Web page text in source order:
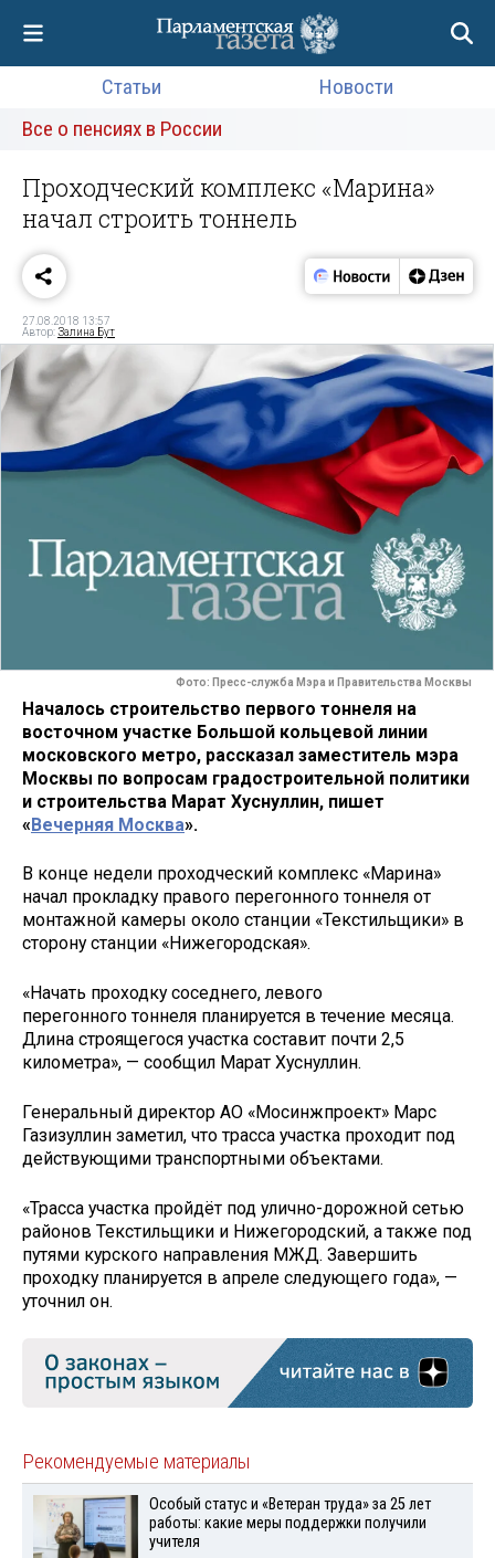
Статьи
Новости
Все о пенсиях в России
Проходческий комплекс «Марина»
начал строить тоннель
27.08.2018 13:57
Автор:Залина Бут
Фото: Пресс-служба Мэра и Правительства Москвы
Началось строительство первого тоннеля на
восточном участке Большой кольцевой линии
московского метро, рассказал заместитель мэра
Москвы по вопросам градостроительной политики
и строительства Марат Хуснуллин, пишет
«Вечерняя Москва».
В конце недели проходческий комплекс «Марина»
начал прокладку правого перегонного тоннеля от
монтажной камеры около станции «Текстильщики» в
сторону станции «Нижегородская».
«Начать проходку соседнего, левого
перегонного тоннеля планируется в течение месяца.
Длина строящегося участка составит почти 2,5
километра», — сообщил Марат Хуснуллин.
Генеральный директор АО «Мосинжпроект» Марс
Газизуллин заметил, что трасса участка проходит под
действующими транспортными объектами.
«Трасса участка пройдёт под улично-дорожной сетью
районов Текстильщики и Нижегородский, а также под
путями курского направления МЖД. Завершить
проходку планируется в апреле следующего года», —
уточнил он.
Рекомендуемые материалы
Особый статус и «Ветеран труда» за 25 лет
работы: какие меры поддержки получили
учителя